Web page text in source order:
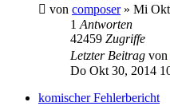
von composer» Mi
1 Antworten
42459 Zugriffe
Letzter Beitrag von
Do Okt 30, 2014
komischer Fehlerbericht